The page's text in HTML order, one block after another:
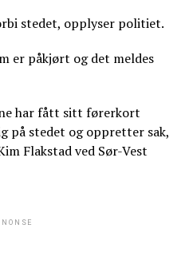
stedet, opplyser politiet.
er påkjørt og det meldes
har fått sitt førerkort
på stedet og oppretter sak,
Flakstad ved Sør-Vest